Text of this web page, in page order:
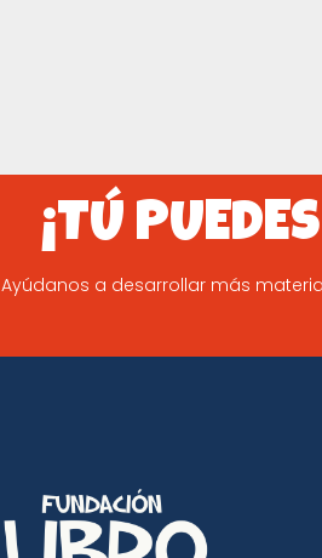
¡TÚ
Ayúdanos a desarrollar más